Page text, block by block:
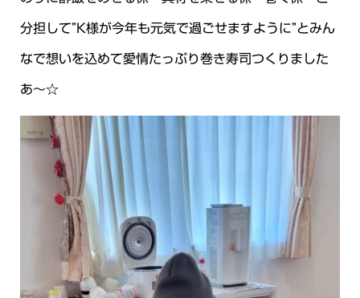
分担して”K様が今年も元気で過ごせますように”とみん
なで想いを込めて愛情たっぷり巻き寿司つくりました
あ～☆